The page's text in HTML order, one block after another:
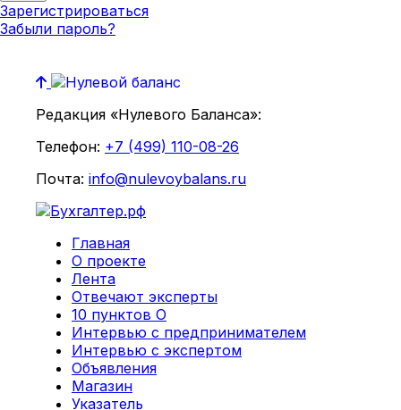
Зарегистрироваться
Забыли пароль?
Редакция «Нулевого Баланса»:
Телефон: +7 (499) 110-08-26
Почта: info@nulevoybalans.ru
Главная
О проекте
Лента
Отвечают эксперты
10 пунктов О
Интервью с предпринимателем
Интервью с экспертом
Объявления
Магазин
Указатель